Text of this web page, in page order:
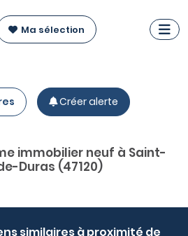
Ma sélection
Créer alerte
immobilier neuf à Saint-
Duras (47120)
similaires à proximité de